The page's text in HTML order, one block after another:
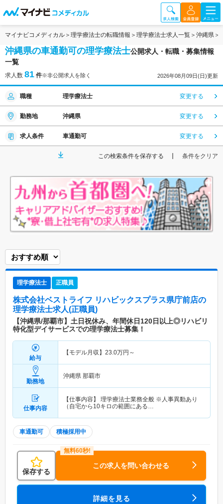
マイナビコメディカル 理学療法士の転職情報 理学療法士求人一覧 沖縄県
沖縄県の車通勤可の理学療法士公開求人・転職・募集情報
一覧
求人数 81 件※非公開求人を除く 2026年08月09日(日)更新
職種 理学療法士 変更する
勤務地 沖縄県 変更する
求人条件 車通勤可 変更する
この検索条件を保存する 条件をクリア
理学療法士 正職員
株式会社ベストライフ リハビックスプラス県庁前店の
理学療法士求人(正職員)
【沖縄県/那覇市】土日祝休み、年間休日120日以上◎リハビリ
特化型デイサービスでの理学療法士募集！
給与
【モデル月収】 23.0万円～
勤務地
沖縄県 那覇市
仕事内容
【仕事内容】 理学療法士業務全般 ※人事異動あり
（自宅から10キロの範囲にある…
車通勤可 積極採用中
保存する
この求人を問い合わせる
詳細を見る